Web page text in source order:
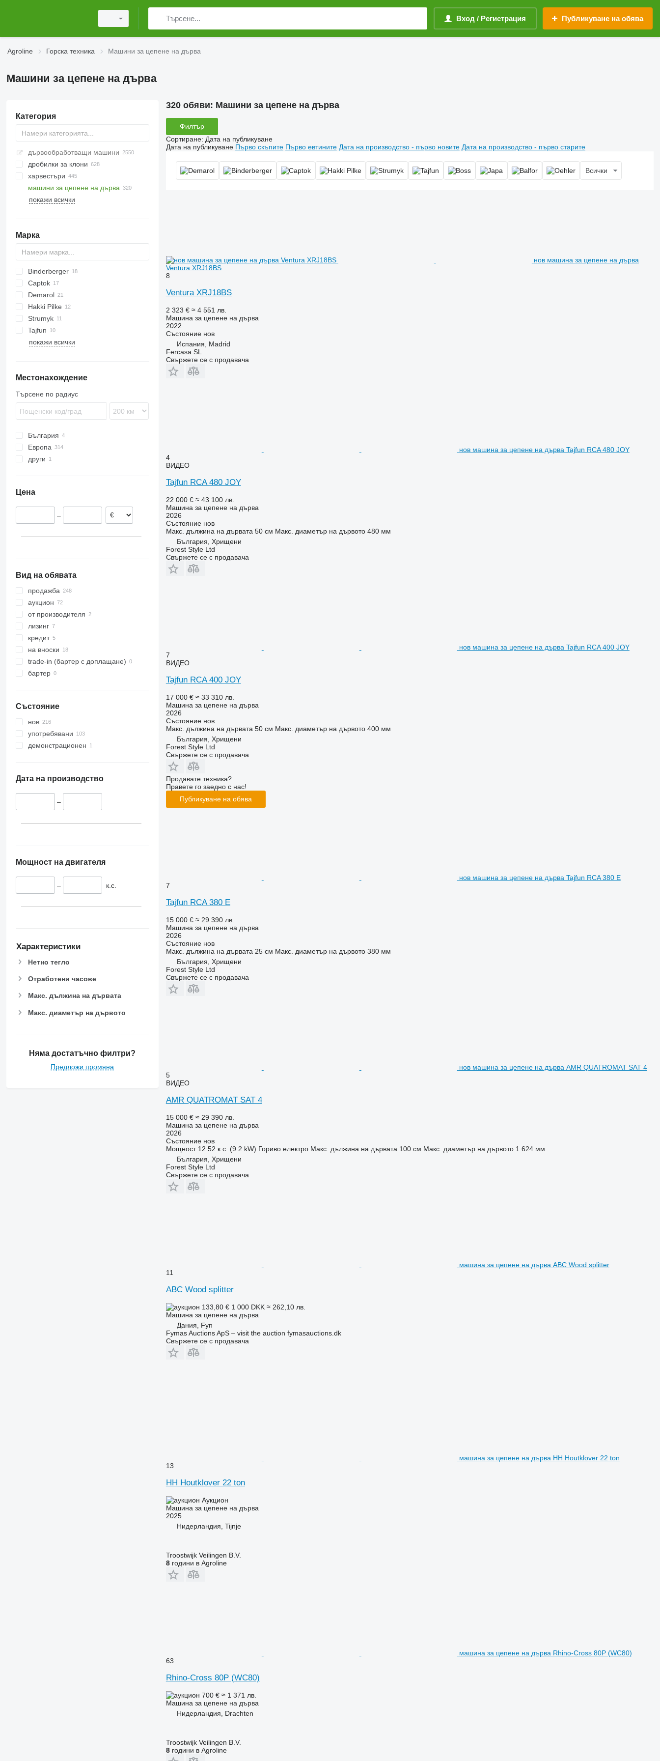
Вход / Регистрация Публикуване на обява
Agroline Горска техника Машини за цепене на дърва
Машини за цепене на дърва
Категория
дървообработващи машини
дробилки за клони
харвестъри
машини за цепене на дърва
бензинови резачки
покажи всички
Марка
Binderberger
Captok
CK
Demarol
Tajga
Hakki Pilke
38 PRO
43 PRO
Eagle
LS
CS
SAF
STX
OL
Strumyk
Tajfun
RCA
Woodcracker
покажи всички
Местонахождение
Търсене по радиус
България
Европа
Нидерландия
Испания
други
Цена
–
Вид на обявата
продажба
аукцион
от производителя
лизинг
кредит
на вноски
trade-in (бартер с доплащане)
бартер
Състояние
нов
употребявани
демонстрационен
Дата на производство
–
Мощност на двигателя
– к.с.
Характеристики
Нетно тегло
Отработени часове
Макс. дължина на дървата
Макс. диаметър на дървото
Няма достатъчно филтри?
Предложи промяна
320 обяви: Машини за цепене на дърва
Филтър
Сортиране: Дата на публикуване
Дата на публикуване Първо скъпите Първо евтините Дата на производство - първо новите Дата на производство - първо старите
Всички
нов машина за цепене на дърва
Ventura XRJ18BS
8
Ventura XRJ18BS
2 323 € ≈ 4 551 лв.
Машина за цепене на дърва
2022
Състояниенов
Испания, Madrid
Fercasa SL
Свържете се с продавача
нов машина за цепене на дърва Tajfun RCA 480 JOY
4
ВИДЕО
Tajfun RCA 480 JOY
22 000 € ≈ 43 100 лв.
Машина за цепене на дърва
2026
Състояниенов
Макс. дължина на дървата 50 см Макс. диаметър на дървото 480 мм
България, Хрищени
Forest Style Ltd
Свържете се с продавача
нов машина за цепене на дърва Tajfun RCA 400 JOY
7
ВИДЕО
Tajfun RCA 400 JOY
17 000 € ≈ 33 310 лв.
Машина за цепене на дърва
2026
Състояниенов
Макс. дължина на дървата 50 см Макс. диаметър на дървото 400 мм
България, Хрищени
Forest Style Ltd
Свържете се с продавача
Продавате техника?
Правете го заедно с нас!
Публикуване на обява
нов машина за цепене на дърва Tajfun RCA 380 E
7
Tajfun RCA 380 E
15 000 € ≈ 29 390 лв.
Машина за цепене на дърва
2026
Състояниенов
Макс. дължина на дървата 25 см Макс. диаметър на дървото 380 мм
България, Хрищени
Forest Style Ltd
Свържете се с продавача
нов машина за цепене на дърва AMR QUATROMAT SAT 4
5
ВИДЕО
AMR QUATROMAT SAT 4
15 000 € ≈ 29 390 лв.
Машина за цепене на дърва
2026
Състояниенов
Мощност 12.52 к.с. (9.2 kW) Гориво електро Макс. дължина на дървата 100 см Макс. диаметър на дървото 1 624 мм
България, Хрищени
Forest Style Ltd
Свържете се с продавача
машина за цепене на дърва ABC Wood splitter
11
ABC Wood splitter
133,80 € 1 000 DKK ≈ 262,10 лв.
Машина за цепене на дърва
Дания, Fyn
Fymas Auctions ApS – visit the auction fymasauctions.dk
Свържете се с продавача
машина за цепене на дърва HH Houtklover 22 ton
13
HH Houtklover 22 ton
Аукцион
Машина за цепене на дърва
2025
Нидерландия, Tijnje
Troostwijk Veilingen B.V.
8години в Agroline
машина за цепене на дърва Rhino-Cross 80P (WC80)
63
Rhino-Cross 80P (WC80)
700 € ≈ 1 371 лв.
Машина за цепене на дърва
Нидерландия, Drachten
Troostwijk Veilingen B.V.
8години в Agroline